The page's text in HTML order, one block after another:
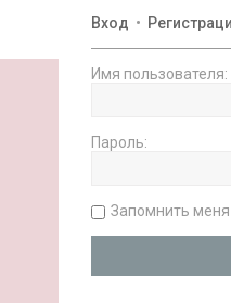
Вход •
Имя пользователя:
Пароль:
Запомнить меня